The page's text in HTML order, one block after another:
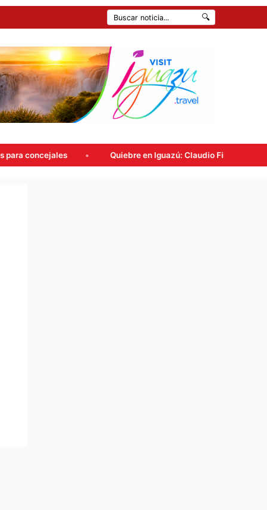
🔍
Quiebre en Iguazú: Claudio Filippa renunció a Encuentro